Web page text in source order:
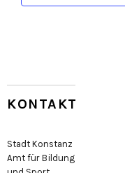
KONTAKT
Stadt Konstanz
Amt für Bildung